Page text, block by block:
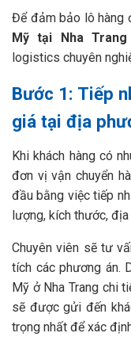
Để đảm bảo lô hàng
Mỹ tại Nha Trang
logistics chuyên
Bước 1: Tiếp
giá tại địa
Khi khách hàng có
đơn vị vận chuyển
đầu bằng việc tiếp
lượng, kích thước, địa
Chuyên viên sẽ tư
tích các phương án.
Mỹ ở Nha Trang chi
sẽ được gửi đến
trọng nhất để xác